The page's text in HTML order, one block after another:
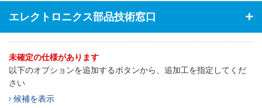
エレクトロニクス部品技術窓口
未確定の仕様があります
以下のオプションを追加するボタンから、追加工を指定してくだ
さい
候補を表示